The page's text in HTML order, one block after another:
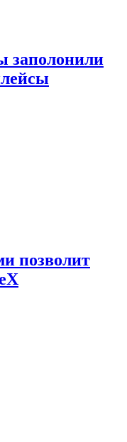
заполонили
позволит